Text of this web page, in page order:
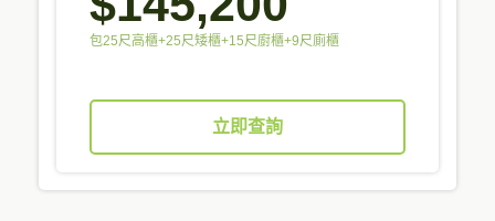
包25尺高櫃+25尺矮櫃+15尺廚櫃+9尺廁櫃
立即查詢